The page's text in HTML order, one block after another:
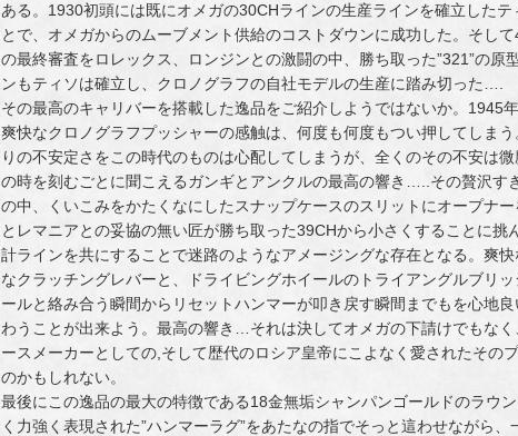
ある。1930初頭には既にオメガの30CHラインの生産ラインを確立した
とで、オメガからのムーブメント供給のコストダウンに成功した。そし
の最終審査をロレックス、ロンジンとの激闘の中、勝ち取った”321”の原
ンもティソは確立し、クロノグラフの自社モデルの生産に踏み切った….
その最高のキャリバーを搭載した逸品をご紹介しようではないか。1945
爽快なクロノグラフプッシャーの感触は、何度も何度もつい押してしま
りの不安定さをこの時代のものは心配してしまうが、全くのその不安は
の時を刻むごとに聞こえるガンギとアンクルの最高の響き…..その贅沢す
の中、くいこみをかたくなにしたスナップケースのスリットにオープナ
とレマニアとの妥協の無い匠が勝ち取った39CHから小さくすることに挑
計ラインを共にすることで迷路のようなアメージングな存在となる。爽
なクラッチングレバーと、ドライビングホイールのトライアングルブリ
ールと絡み合う瞬間からリセットハンマーが叩き戻す瞬間までもを心地
わうことが出来よう。最高の響き…それは決してオメガの下請けでもな
ースメーカーとしての,そして歴代のロシア皇帝にこよなく愛されたその
のかもしれない。
最後にこの逸品の最大の特徴である18金無垢シャンパンゴールドのラウ
く力強く表現された”ハンマーラグ”をあたなの指でそっと這わせながら